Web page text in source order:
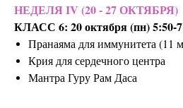
НЕДЕЛЯ IV (20 - 27 ОКТЯБРЯ)
КЛАСС 6: 20 октября (пн) 5:50-
Пранаяма для иммунитета (11
Крия для сердечного центра
Мантра Гуру Рам Даса